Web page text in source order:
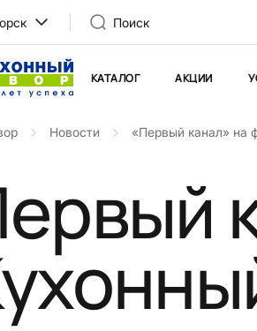
Поиск
КАТАЛОГ АКЦИИ
Новости «Первый канал» на